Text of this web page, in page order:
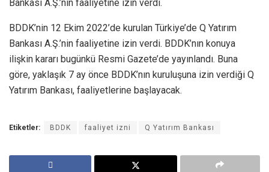
Bankası A.Ş.’nin faaliyetine izin verdi.
BDDK’nin 12 Ekim 2022’de kurulan Türkiye’de Q Yatırım
Bankası A.Ş.’nin faaliyetine izin verdi. BDDK’nın konuya
ilişkin kararı bugünkü Resmi Gazete’de yayınlandı. Buna
göre, yaklaşık 7 ay önce BDDK’nın kuruluşuna izin verdiği Q
Yatırım Bankası, faaliyetlerine başlayacak.
Etiketler: BDDK faaliyet izni Q Yatırım Bankası